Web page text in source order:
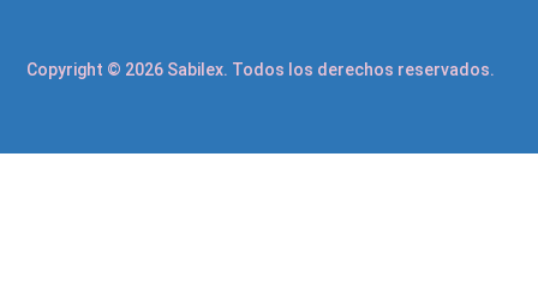
Copyright © 2026 Sabilex. Todos los derechos reservados.